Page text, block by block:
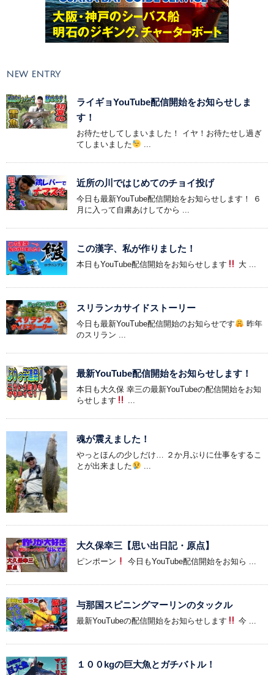
NEW ENTRY
ライギョYouTube配信開始をお知らせしま
す！
お待たせしてしまいました！ イヤ！お待たせし過ぎ
てしまいました
近所の川ではじめてのチョイ投げ
今日も最新YouTube配信開始をお知らせします！ ６
月に入って自粛あけしてから ...
この漢字、私が作りました！
本日もYouTube配信開始をお知らせします 大 ...
スリランカサイドストーリー
今日も最新YouTube配信開始のお知らせです
昨年
のスリラン ...
最新YouTube配信開始をお知らせします！
本日も大久保 幸三の最新YouTubeの配信開始をお知
らせします
魂が震えました！
やっとほんの少しだけ… ２か月ぶりに仕事をするこ
とが出来ました
大久保幸三【思い出日記・原点】
ピンポーン 今日もYouTube配信開始をお知ら ...
与那国スピニングマーリンのタックル
最新YouTubeの配信開始をお知らせします 今 ...
１００kgの巨大魚とガチバトル！